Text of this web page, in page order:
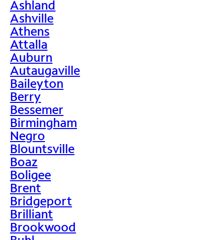
Ashland
Ashville
Athens
Attalla
Auburn
Autaugaville
Baileyton
Berry
Bessemer
Birmingham
Negro
Blountsville
Boaz
Boligee
Brent
Bridgeport
Brilliant
Brookwood